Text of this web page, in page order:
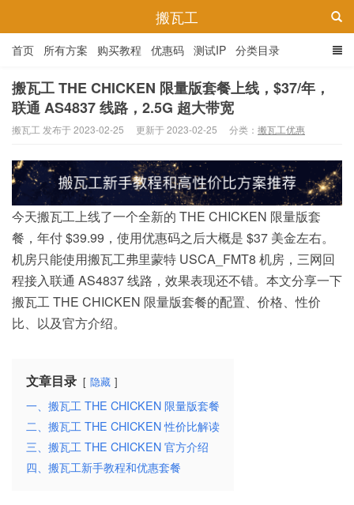
搬瓦工
首页 所有方案 购买教程 优惠码 测试IP 分类目录
搬瓦工 THE CHICKEN 限量版套餐上线，$37/年，
联通 AS4837 线路，2.5G 超大带宽
搬瓦工 发布于 2023-02-25 更新于 2023-02-25 分类： 搬瓦工优惠
今天搬瓦工上线了一个全新的 THE CHICKEN 限量版套
餐，年付 $39.99，使用优惠码之后大概是 $37 美金左右。
机房只能使用搬瓦工弗里蒙特 USCA_FMT8 机房，三网回
程接入联通 AS4837 线路，效果表现还不错。本文分享一下
搬瓦工 THE CHICKEN 限量版套餐的配置、价格、性价
比、以及官方介绍。
文章目录 隐藏
一、搬瓦工 THE CHICKEN 限量版套餐
二、搬瓦工 THE CHICKEN 性价比解读
三、搬瓦工 THE CHICKEN 官方介绍
四、搬瓦工新手教程和优惠套餐